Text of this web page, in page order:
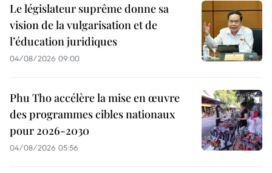
Le législateur suprême donne sa
vision de la vulgarisation et de
l’éducation juridiques
04/08/2026 09:00
Phu Tho accélère la mise en œuvre
des programmes cibles nationaux
pour 2026-2030
04/08/2026 05:56